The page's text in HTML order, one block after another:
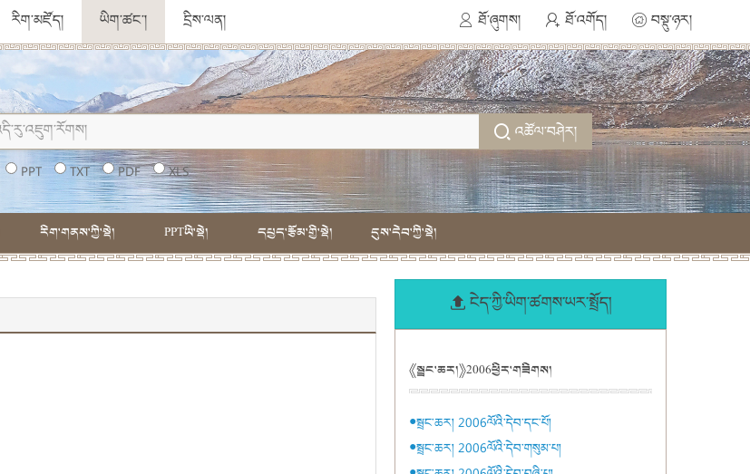
ཐོ་ཞུགས། ཐོ་འགོད། བསྡུ་ཉར།
རིག་མཛོད། ཡིག་ཚང་། དྲིས་ལན།
འཚོལ་བཤེར།
PPT TXT PDF XLS
རིག་གནས་ཀྱི་སྡེ། PPTཡི་སྡེ། དཔྱད་རྩོམ་གྱི་སྡེ། དུས་དེབ་ཀྱི་སྡེ།
ངེད་ཀྱི་ཡིག་ཚགས་ཡར་སྤྲོད།
《སྦྲང་ཆར།》2006ཕྱིར་གཟིགས།
●སྦྲང་ཆར། 2006ལོའི་དེབ་དང་པོ།
●སྦྲང་ཆར། 2006ལོའི་དེབ་གསུམ་པ།